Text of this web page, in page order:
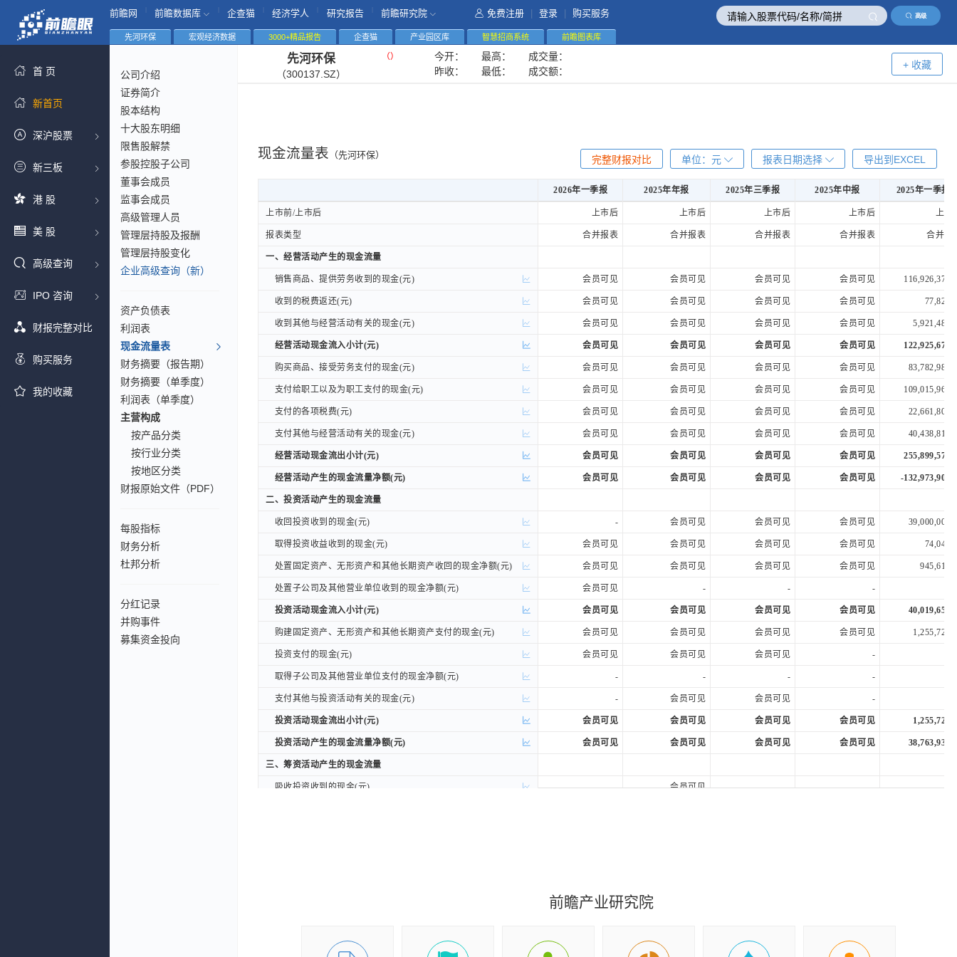
高级
前瞻网 前瞻数据库 企查猫 经济学人 研究报告 前瞻研究院 免费注册 登录 购买服务
首 页
新首页
深沪股票
新三板
港 股
美 股
高级查询
IPO 咨询
财报完整对比
购买服务
我的收藏
先河环保 宏观经济数据 3000+精品报告 企查猫 产业园区库 智慧招商系统 前瞻图表库
公司介绍
证券简介
股本结构
十大股东明细
限售股解禁
参股控股子公司
董事会成员
监事会成员
高级管理人员
管理层持股及报酬
管理层持股变化
企业高级查询（新）
资产负债表
利润表
现金流量表
财务摘要（报告期）
财务摘要（单季度）
利润表（单季度）
主营构成
按产品分类
按行业分类
按地区分类
财报原始文件（PDF）
每股指标
财务分析
杜邦分析
分红记录
并购事件
募集资金投向
先河环保
（300137.SZ）
（） 今开： 最高：
成交量：
昨收：
最低： 成交额：
+ 收藏
现金流量表 （先河环保） 导出到EXCEL
报表日期选择
单位： 元
完整财报对比
2026年一季报 2025年年报 2025年三季报 2025年中报
2025年一季报
2026年一季报
2025年年报 2025年三季报 2025年中报 2025年一季报
上市前/上市后 上市后 上市后 上市后 上市后 上市
报表类型 合并报表 合并报表 合并报表 合并报表 合并报
一、经营活动产生的现金流量
销售商品、提供劳务收到的现金(元) 会员可见 会员可见 会员可见 会员可见
收到的税费返还(元) 会员可见 会员可见 会员可见 会员可见
收到其他与经营活动有关的现金(元) 会员可见 会员可见 会员可见 会员可见
经营活动现金流入小计(元) 会员可见 会员可见 会员可见 会员可见
购买商品、接受劳务支付的现金(元) 会员可见 会员可见 会员可见 会员可见
支付给职工以及为职工支付的现金(元) 会员可见 会员可见 会员可见 会员可见
支付的各项税费(元) 会员可见 会员可见 会员可见 会员可见
支付其他与经营活动有关的现金(元) 会员可见 会员可见 会员可见 会员可见
经营活动现金流出小计(元) 会员可见 会员可见 会员可见 会员可见
经营活动产生的现金流量净额(元) 会员可见 会员可见 会员可见 会员可见 -
二、投资活动产生的现金流量
收回投资收到的现金(元) - 会员可见 会员可见 会员可见
取得投资收益收到的现金(元) 会员可见 会员可见 会员可见 会员可见
处置固定资产、无形资产和其他长期资产收回的现金净额(元) 会员可见 会员可见 会员可见 会员可见
处置子公司及其他营业单位收到的现金净额(元) 会员可见 - - -
投资活动现金流入小计(元) 会员可见 会员可见 会员可见 会员可见
购建固定资产、无形资产和其他长期资产支付的现金(元) 会员可见 会员可见 会员可见 会员可见
投资支付的现金(元) 会员可见 会员可见 会员可见 -
取得子公司及其他营业单位支付的现金净额(元) - - - -
支付其他与投资活动有关的现金(元) - 会员可见 会员可见 -
投资活动现金流出小计(元) 会员可见 会员可见 会员可见 会员可见
投资活动产生的现金流量净额(元) 会员可见 会员可见 会员可见 会员可见
三、筹资活动产生的现金流量
吸收投资收到的现金(元) - 会员可见 - -
会员可见
支付其他与筹资活动有关的现金(元) 会员可见 会员可见
上市前/上市后
报表类型
一、经营活动产生的现金流量
销售商品、提供劳务收到的现金(元)
收到的税费返还(元)
收到其他与经营活动有关的现金(元)
经营活动现金流入小计(元)
购买商品、接受劳务支付的现金(元)
支付给职工以及为职工支付的现金(元)
支付的各项税费(元)
支付其他与经营活动有关的现金(元)
经营活动现金流出小计(元)
经营活动产生的现金流量净额(元)
二、投资活动产生的现金流量
收回投资收到的现金(元)
取得投资收益收到的现金(元)
处置固定资产、无形资产和其他长期资产收回的现金净额(元)
处置子公司及其他营业单位收到的现金净额(元)
投资活动现金流入小计(元)
购建固定资产、无形资产和其他长期资产支付的现金(元)
投资支付的现金(元)
取得子公司及其他营业单位支付的现金净额(元)
支付其他与投资活动有关的现金(元)
投资活动现金流出小计(元)
投资活动产生的现金流量净额(元)
三、筹资活动产生的现金流量
吸收投资收到的现金(元)
支付其他与筹资活动有关的现金(元)
前瞻产业研究院